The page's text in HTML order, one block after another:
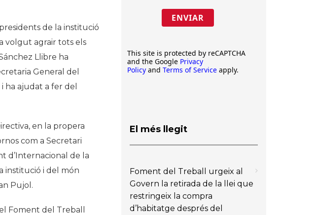
de la institució
volgut agrair tots els
Llibre ha
General del
ha ajudat a fer del
en la propera
com a Secretari
d’Internacional de la
institució i del món
Pujol.
Foment del Treball
ENVIAR
This site is protected by reCAPTCHA
and the Google Privacy
Policy and Terms of Service apply.
El més llegit
Foment del Treball urgeix al
Govern la retirada de la llei que
restringeix la compra
d’habitatge després del